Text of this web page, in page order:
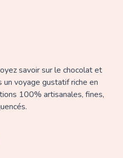
savoir sur le chocolat et
voyage gustatif riche en
100% artisanales, fines,